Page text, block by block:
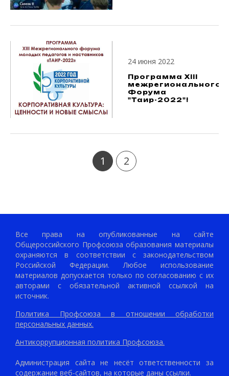
24 июня 2022
Программа XIII
межрегионального
Форума
"Таир-2022"!
1 2
Все права на опубликованные на сайте
Общероссийского Профсоюза образования материалы
охраняются в соответствии с законодательством
Российской Федерации. Любое использование
материалов допускается только по согласованию с их
авторами с обязательной активной ссылкой на
источник.
Политика Профсоюза в отношении обработки
персональных данных.
Антикоррупционная политика Профсоюза.
Администрация сайта не несёт ответственности за
содержание веб-сайтов, на которые даны ссылки.